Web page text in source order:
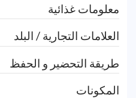
معلومات غذائية
العلامات التجارية / البلد
طريقة التحضير و الحفظ
المكونات